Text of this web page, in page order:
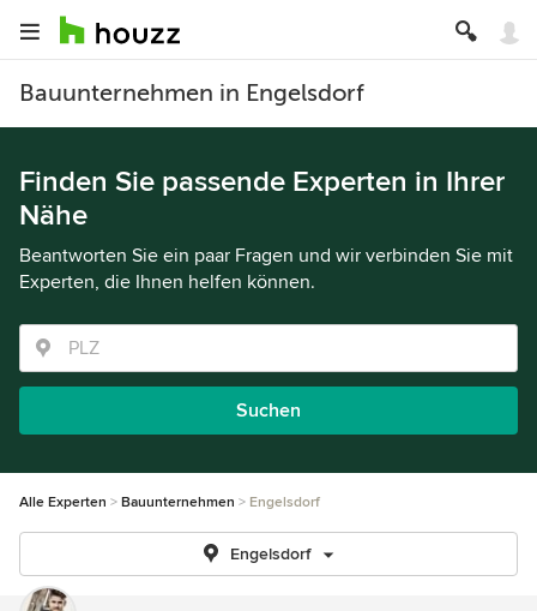
Bauunternehmen in Engelsdorf
Finden Sie passende Experten in Ihrer
Nähe
Beantworten Sie ein paar Fragen und wir verbinden Sie mit
Experten, die Ihnen helfen können.
Suchen
Alle Experten Bauunternehmen Engelsdorf
Engelsdorf